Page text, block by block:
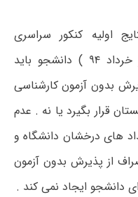
اولیه کنکور سراسری
کارشناسی ارشد سال ۹۴ (در خرداد ۹۴ ) دانشجو باید
بدون آزمون کارشناسی
قرار بگیرد یا نه . عدم
های درخشان دانشگاه و
از پذیرش بدون آزمون
دانشجو ایجاد نمی کند .